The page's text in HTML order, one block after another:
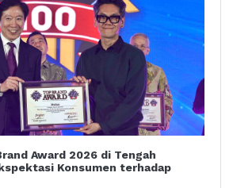
Award 2026 di Tengah
Konsumen terhadap